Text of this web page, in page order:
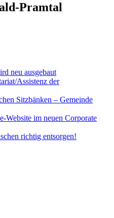
Pramtal
neu ausgebaut
Assistenz der
Sitzbänken – Gemeinde
Website im neuen Corporate
richtig entsorgen!